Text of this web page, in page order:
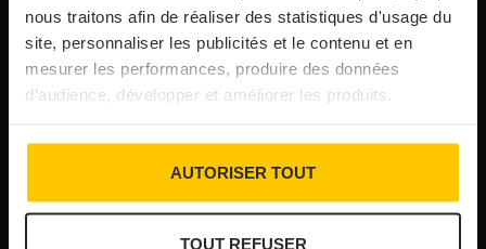
nous traitons afin de réaliser des statistiques d'usage du
site, personnaliser les publicités et le contenu et en
mesurer les performances, produire des données
d’audience, développer et améliorer les produits.
AUTORISER TOUT
TOUT REFUSER
Brasserie Dupont : la bière saison, mais pas
que…
Incendies : l’aide d’urgence rehaussée à 8 000 €
pour les indépendants, l’autoroute A63 réouverte